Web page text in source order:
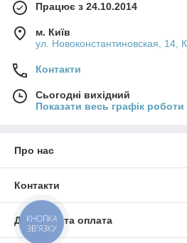
Працює з 24.10.2014
м. Київ
ул. Новоконстантиновская, 14,
Контакти
Сьогодні вихідний
Показати весь графік роботи
Про нас
Контакти
Доставка та оплата
КНОПКА
ЗВ'ЯЗКУ